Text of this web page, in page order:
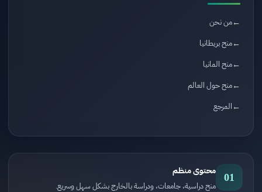
من نحن
منح بريطانيا
منح المانيا
منح حول العالم
المرجع
01 محتوى منظم
منح دراسية، جامعات، ودراسة بالخارج بشكل سهل وسريع.